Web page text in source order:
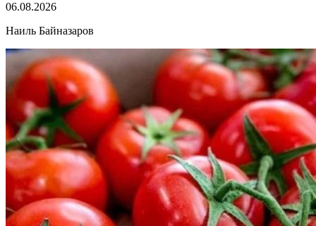
06.08.2026
Наиль Байназаров